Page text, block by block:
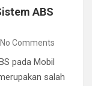
ABS
No Comments
pada Mobil
salah